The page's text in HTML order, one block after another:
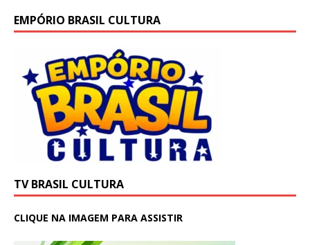
EMPÓRIO BRASIL CULTURA
TV BRASIL CULTURA
CLIQUE NA IMAGEM PARA ASSISTIR